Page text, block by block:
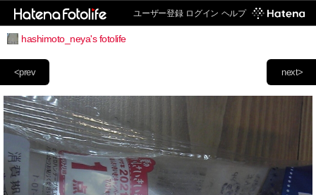
ユーザー登録 ログイン ヘルプ
hashimoto_neya's fotolife
next>
<prev